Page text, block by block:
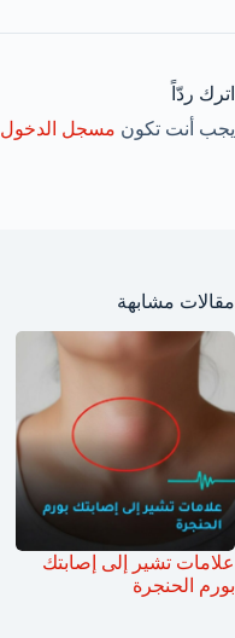
اترك ردّاً
يجب أنت تكون مسجل الدخول
مقالات مشابهة
علامات تشير إلى إصابتك
بورم الحنجرة